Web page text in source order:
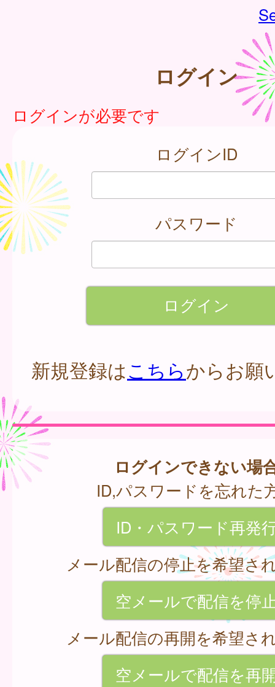
ログイン
ログインが必要です
ログインID
パスワード
新規登録はこちらからお願
ログインできない場
ID,パスワードを忘れた
ID・パスワード再発
メール配信の停止を希望さ
空メールで配信を停
メール配信の再開を希望さ
空メールで配信を再